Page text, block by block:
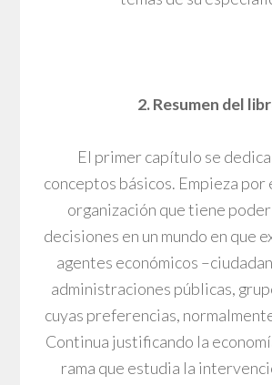
2. Resumen del
El primer capítulo se
conceptos básicos. Empieza por
organización que tiene
decisiones en un mundo en que
agentes económicos
administraciones públicas,
cuyas preferencias,
Continua justificando la
rama que estudia la